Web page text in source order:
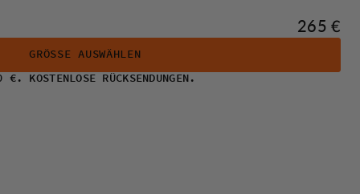
Preis:
265 €
GRÖSSE AUSWÄHLEN
KOSTENLOSE RÜCKSENDUNGEN.